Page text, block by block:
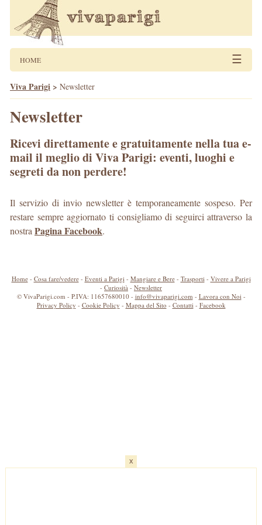
HOME ☰
Viva Parigi > Newsletter
Newsletter
Ricevi direttamente e gratuitamente nella tua e-
mail il meglio di Viva Parigi: eventi, luoghi e
segreti da non perdere!
Il servizio di invio newsletter è temporaneamente sospeso. Per
restare sempre aggiornato ti consigliamo di seguirci attraverso la
nostra Pagina Facebook.
Home- Cosa fare/vedere- Eventi a Parigi- Mangiare e Bere- Trasporti- Vivere a Parigi
- Curiosità - Newsletter
© VivaParigi.com - P.IVA: 11657680010 - info@vivaparigi.com - Lavora con Noi-
Privacy Policy - Cookie Policy - Mappa del Sito - Contatti- Facebook
x